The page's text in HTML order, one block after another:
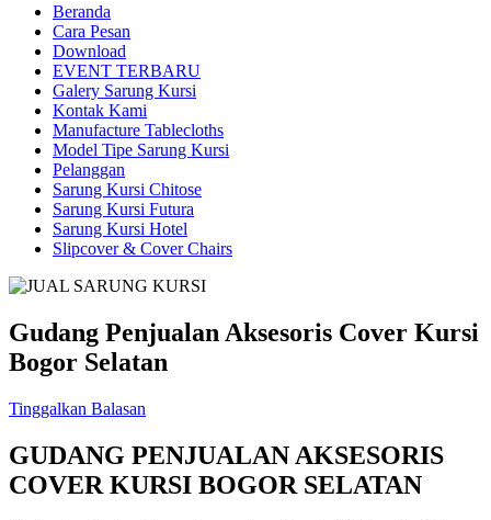
Beranda
Cara Pesan
Download
EVENT TERBARU
Galery Sarung Kursi
Kontak Kami
Manufacture Tablecloths
Model Tipe Sarung Kursi
Pelanggan
Sarung Kursi Chitose
Sarung Kursi Futura
Sarung Kursi Hotel
Slipcover & Cover Chairs
Gudang Penjualan Aksesoris Cover Kursi
Bogor Selatan
Tinggalkan Balasan
GUDANG PENJUALAN AKSESORIS
COVER KURSI BOGOR SELATAN